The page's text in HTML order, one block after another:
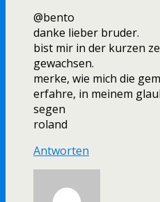
@bento
danke lieber bruder.
bist mir in der kurzen
gewachsen.
merke, wie mich die
erfahre, in meinem
segen
roland
Antworten